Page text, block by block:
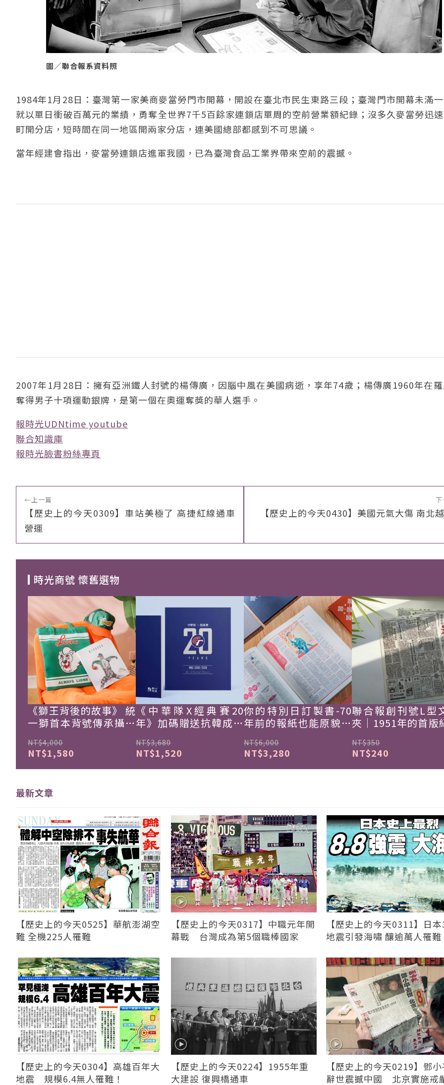
圖／聯合報系資料照
1984年1月28日：臺灣第一家美商麥當勞門市開幕，開設在臺北市民生東路三段；臺灣門市開幕未滿
就以單日衝破百萬元的業績，勇奪全世界7千5百餘家連鎖店單周的空前營業額紀錄；沒多久麥當勞迅
町開分店，短時間在同一地區開兩家分店，連美國總部都感到不可思議。
當年經建會指出，麥當勞連鎖店進軍我國，已為臺灣食品工業界帶來空前的震撼。
2007年1月28日：擁有亞洲鐵人封號的楊傳廣，因腦中風在美國病逝，享年74歲；楊傳廣1960年在
奪得男子十項運動銀牌，是第一個在奧運奪獎的華人選手。
報時光UDNtime youtube
聯合知識庫
報時光臉書粉絲專頁
← 上一篇
【歷史上的今天0309】車站美極了 高捷紅線通車
營運
【歷史上的今天0430】美國元氣大傷 南北
時光商號 懷舊選物
《獅王背後的故事》 統
一獅首本背號傳承攝影
NT$4,000
NT$1,580
《中華隊X經典賽20
年》加碼贈送抗韓成功
NT$3,680
NT$1,520
你的特別日訂製書-70
年前的報紙也能原貌重
NT$6,000
NT$3,280
聯合報創刊號L型
夾｜1951年的首版
NT$350
NT$240
最新文章
【歷史上的今天0525】華航澎湖空
難 全機225人罹難
【歷史上的今天0317】中職元年開
幕戰 台灣成為第5個職棒國家
【歷史上的今天0311】日
地震引發海嘯 釀逾萬人罹難
【歷史上的今天0304】高雄百年大
地震 規模6.4無人罹難！
【歷史上的今天0224】1955年重
大建設 復興橋通車
【歷史上的今天0219】鄧
辭世震撼中國 北京實施戒